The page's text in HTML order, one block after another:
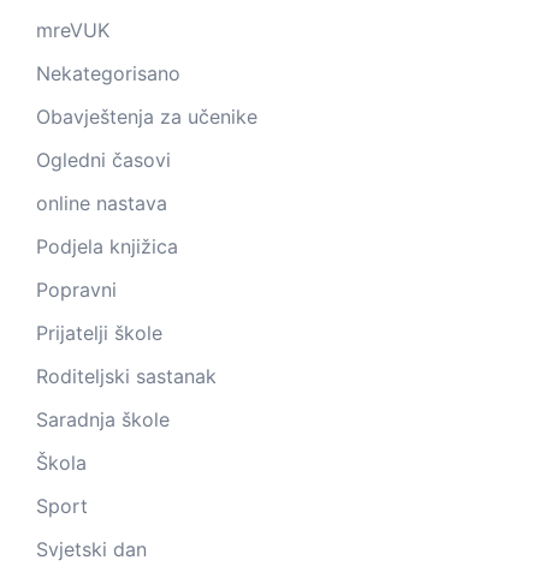
mreVUK
Nekategorisano
Obavještenja za učenike
Ogledni časovi
online nastava
Podjela knjižica
Popravni
Prijatelji škole
Roditeljski sastanak
Saradnja škole
Škola
Sport
Svjetski dan